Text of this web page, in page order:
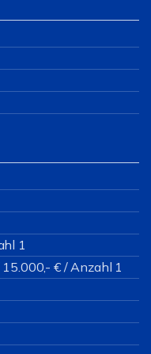
1
15.000,- € / Anzahl 1